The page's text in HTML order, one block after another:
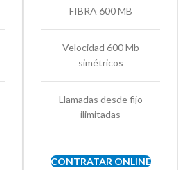
FIBRA 600 MB
Velocidad 600 Mb
simétricos
Llamadas desde fijo
ilimitadas
CONTRATAR ONLINE